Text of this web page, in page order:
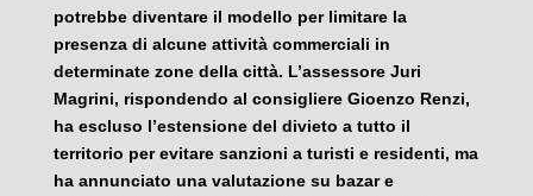
potrebbe diventare il modello per limitare la
presenza di alcune attività commerciali in
determinate zone della città. L’assessore Juri
Magrini, rispondendo al consigliere Gioenzo Renzi,
ha escluso l’estensione del divieto a tutto il
territorio per evitare sanzioni a turisti e residenti, ma
ha annunciato una valutazione su bazar e